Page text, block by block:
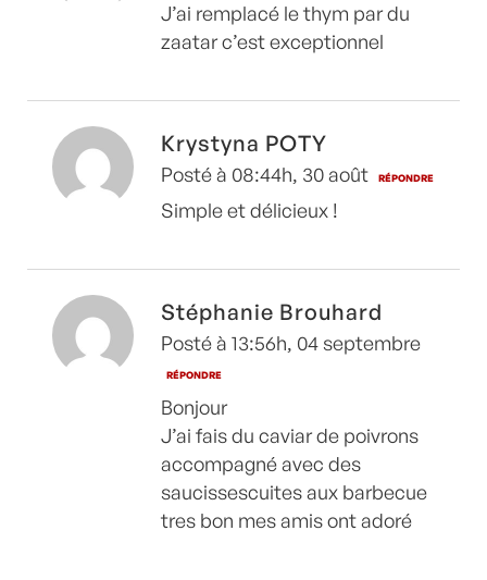
J’ai remplacé le thym par du
zaatar c’est exceptionnel
Krystyna POTY
Posté à 08:44h, 30 août RÉPONDRE
Simple et délicieux !
Stéphanie Brouhard
Posté à 13:56h, 04 septembre
RÉPONDRE
Bonjour
J’ai fais du caviar de poivrons
accompagné avec des
saucissescuites aux barbecue
tres bon mes amis ont adoré